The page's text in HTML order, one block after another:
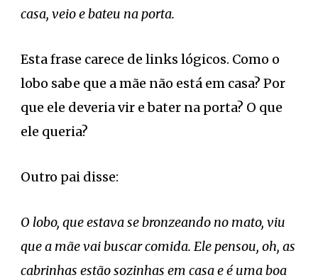
casa, veio e bateu na porta.
Esta frase carece de links lógicos. Como o
lobo sabe que a mãe não está em casa? Por
que ele deveria vir e bater na porta? O que
ele queria?
Outro pai disse:
O lobo, que estava se bronzeando no mato, viu
que a mãe vai buscar comida. Ele pensou, oh, as
cabrinhas estão sozinhas em casa e é uma boa